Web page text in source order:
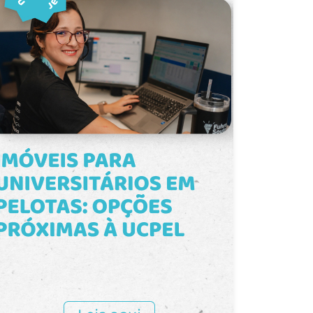
negócio.
áreas de convivência. Fácil acesso e
grande fluxo de pessoas. Uma sala
pronta para uso, que une sofisticação,
funcionalidade e uma localização
privilegiada para impulsionar o seu
negócio. Agende uma visita e venha
conhecer de perto esta excelente
oportunidade.